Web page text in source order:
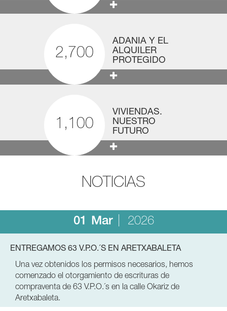
2,700
ADANIA Y EL
ALQUILER
PROTEGIDO
1,100
VIVIENDAS.
NUESTRO
FUTURO
NOTICIAS
01 Mar 2026
ENTREGAMOS 63 V.P.O.´S EN ARETXABALETA
Una vez obtenidos los permisos necesarios, hemos
comenzado el otorgamiento de escrituras de
compraventa de 63 V.P.O.´s en la calle Okariz de
Aretxabaleta.